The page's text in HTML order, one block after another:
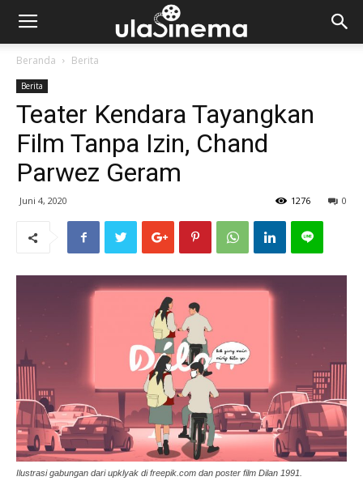
Beranda Berita
Berita
Teater Kendara Tayangkan
Film Tanpa Izin, Chand
Parwez Geram
Juni 4, 2020 0
1276
Ilustrasi gabungan dari upklyak di freepik.com dan poster film Dilan 1991.